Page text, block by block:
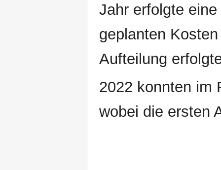
Jahr erfolgte
geplanten
Aufteilung
2022 konnten im
wobei die ersten